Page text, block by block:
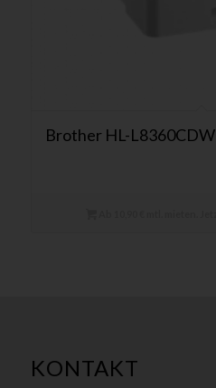
Brother HL-L8360CDW
KONTAKT